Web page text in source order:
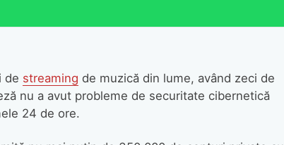
de streaming de muzică din lume, având zeci de
nu a avut probleme de securitate cibernetică
24 de ore.